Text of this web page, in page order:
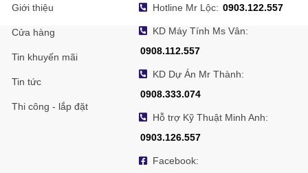
Giới thiệu
Cửa hàng
Tin khuyến mãi
Tin tức
Thi công - lắp đặt
Hotline Mr Lộc: 0903.122.557
KD Máy Tính Ms Vân:
0908.112.557
KD Dự Án Mr Thành:
0908.333.074
Hỗ trợ Kỹ Thuật Minh Anh:
0903.126.557
Facebook: